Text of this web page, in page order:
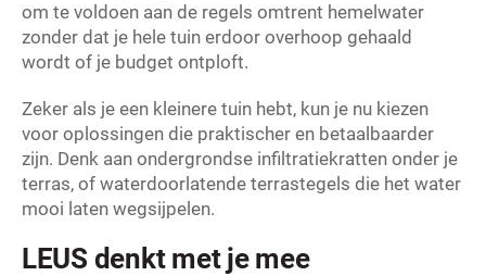
om te voldoen aan de regels omtrent hemelwater
zonder dat je hele tuin erdoor overhoop gehaald
wordt of je budget ontploft.
Zeker als je een kleinere tuin hebt, kun je nu kiezen
voor oplossingen die praktischer en betaalbaarder
zijn. Denk aan ondergrondse infiltratiekratten onder je
terras, of waterdoorlatende terrastegels die het water
mooi laten wegsijpelen.
LEUS denkt met je mee